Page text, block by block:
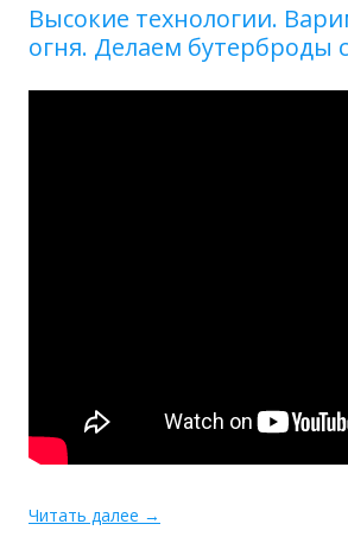
Высокие технологии.
огня. Делаем бутерброды
Читать далее →